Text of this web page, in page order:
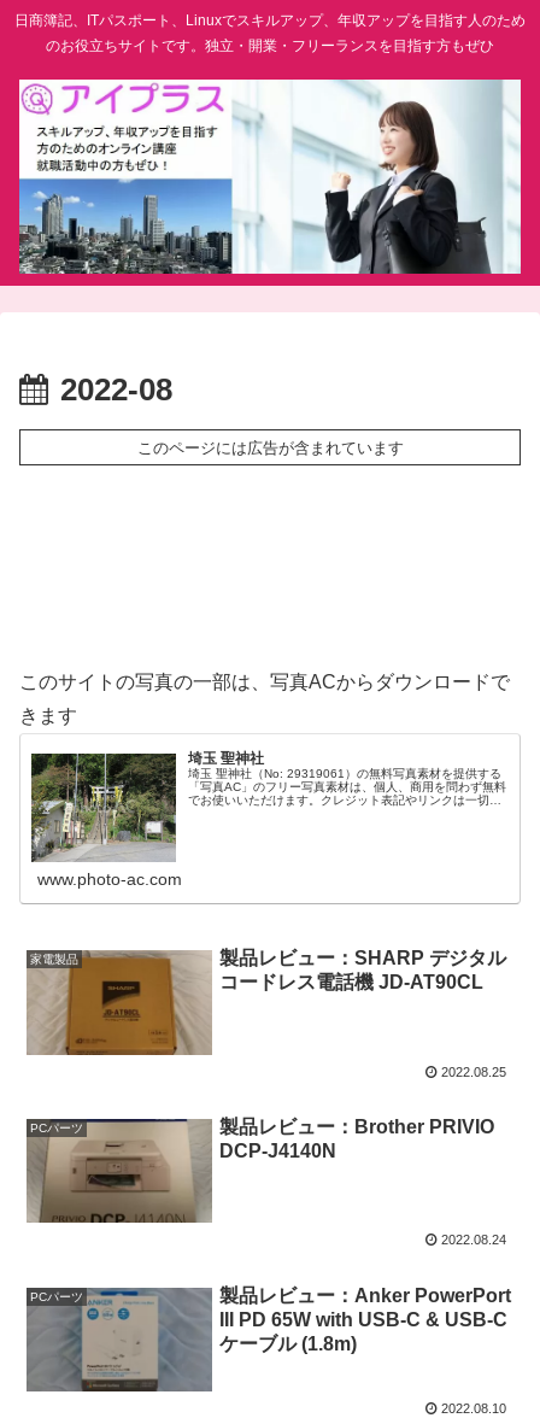
日商簿記、ITパスポート、Linuxでスキルアップ、年収アップを目指す人のため
のお役立ちサイトです。独立・開業・フリーランスを目指す方もぜひ
2022-08
このページには広告が含まれています
このサイトの写真の一部は、写真ACからダウンロードで
きます
埼玉 聖神社
埼玉 聖神社（No: 29319061）の無料写真素材を提供する
「写真AC」のフリー写真素材は、個人、商用を問わず無料
でお使いいただけます。クレジット表記やリンクは一切不
www.photo-ac.com
家電製品
製品レビュー：SHARP デジタル
コードレス電話機 JD-AT90CL
2022.08.25
PCパーツ
製品レビュー：Brother PRIVIO
DCP-J4140N
2022.08.24
PCパーツ
製品レビュー：Anker PowerPort
III PD 65W with USB-C & USB-C
ケーブル (1.8m)
2022.08.10